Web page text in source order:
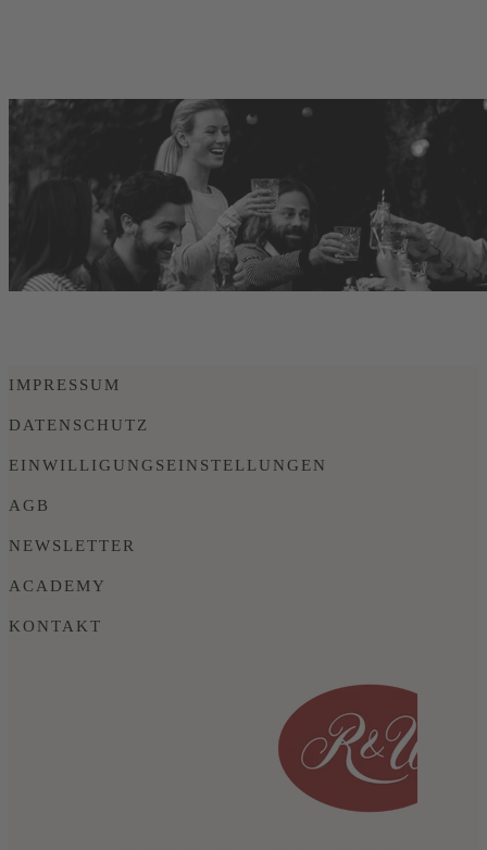
IMPRESSUM
DATENSCHUTZ
EINWILLIGUNGSEINSTELLUNGEN
AGB
NEWSLETTER
ACADEMY
KONTAKT